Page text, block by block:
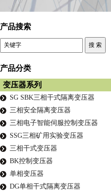
产品搜索
产品分类
变压器系列
SG SBK三相干式隔离变压器
三相安全隔离变压器
三相电子智能伺服控制变压器
SSG三相矿用实验变压器
三相干式变压器
BK控制变压器
单相变压器
DG单相干式隔离变压器